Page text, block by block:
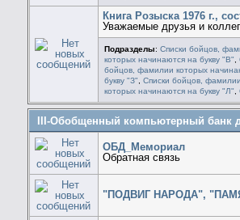
Книга Розыска 1976 г.,
Уважаемые друзья и
Подразделы: Списки бойцов,
которых начинаются на букву "В"
бойцов, фамилии которых
букву "З"
Списки бойцов,
которых начинаются на букву "Л"
III-Обобщенный компьютерный банк
ОБД_Мемориал
Обратная связь
"ПОДВИГ НАРОДА",